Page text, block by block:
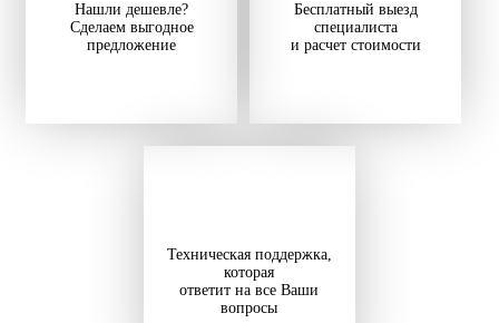
Нашли дешевле?
Сделаем выгодное
предложение
Бесплатный выезд
специалиста
и расчет стоимости
Техническая поддержка,
которая
ответит на все Ваши
вопросы